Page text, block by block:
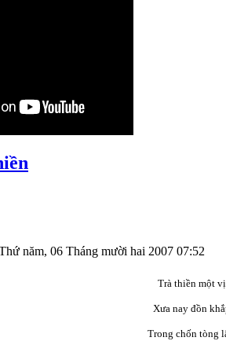
năm, 06 Tháng mười hai 2007 07:52
Trà thiền một vị,
Xưa nay đồn
Trong chốn tòng